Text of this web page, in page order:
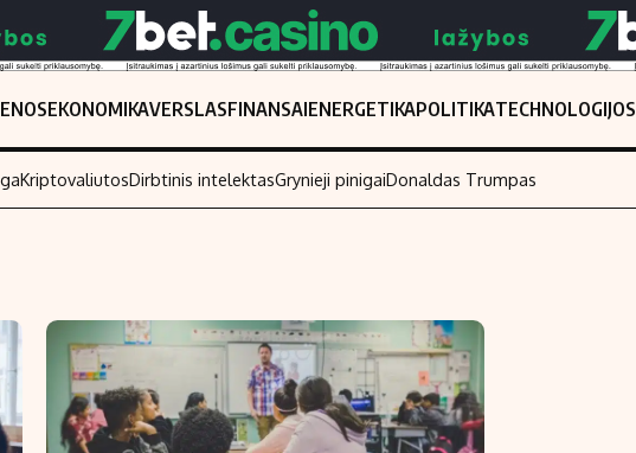
EKONOMIKAVERSLASFINANSAIENERGETIKAPOLITIKATECHNOLOGIJOS
Investavimas
Saulės elektrinės
Kriptovaliutos
Nedarbo išmokos skaičiuoklė
Indėliai
Indėlių skaičiuoklė
Būsto finansai
KriptovaliutosDirbtinis intelektasGrynieji pinigaiDonaldas Trumpas